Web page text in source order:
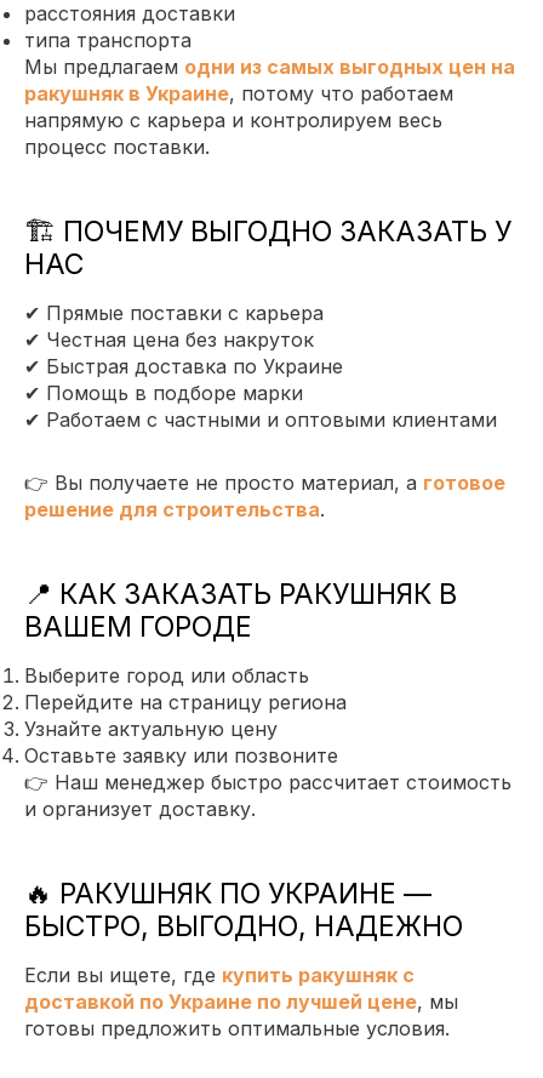
расстояния доставки
типа транспорта
Мы предлагаем одни из самых выгодных цен на
ракушняк в Украине, потому что работаем
напрямую с карьера и контролируем весь
процесс поставки.
🏗 ПОЧЕМУ ВЫГОДНО ЗАКАЗАТЬ У
НАС
✔ Прямые поставки с карьера
✔ Честная цена без накруток
✔ Быстрая доставка по Украине
✔ Помощь в подборе марки
✔ Работаем с частными и оптовыми клиентами
👉 Вы получаете не просто материал, а готовое
решение для строительства.
📍 КАК ЗАКАЗАТЬ РАКУШНЯК В
ВАШЕМ ГОРОДЕ
Выберите город или область
Перейдите на страницу региона
Узнайте актуальную цену
Оставьте заявку или позвоните
👉 Наш менеджер быстро рассчитает стоимость
и организует доставку.
🔥 РАКУШНЯК ПО УКРАИНЕ —
БЫСТРО, ВЫГОДНО, НАДЕЖНО
Если вы ищете, где купить ракушняк с
доставкой по Украине по лучшей цене, мы
готовы предложить оптимальные условия.